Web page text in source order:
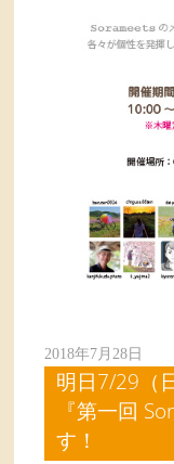
2018年7月28日
明日7/29（
『第一回
す！